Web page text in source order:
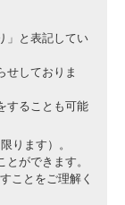
」と表記してい
せしておりま
することも可能
ります）。
ができます。
ことをご理解く